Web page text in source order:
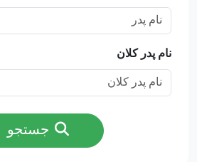
نام پدر کلان
جستجو